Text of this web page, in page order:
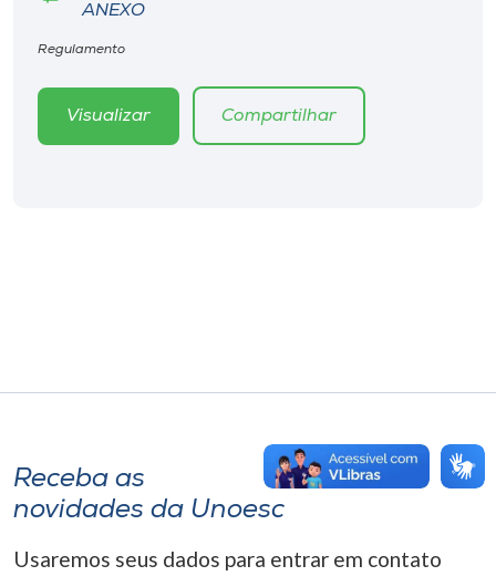
Selecione
o idioma
ANEXO
Regulamento
Visualizar Compartilhar
Receba as
novidades da Unoesc
Usaremos seus dados para entrar em contato